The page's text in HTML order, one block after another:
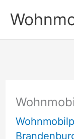
Inhalt
springen